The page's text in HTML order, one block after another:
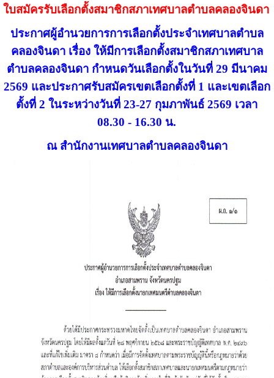
ใบสมัครรับเลือกตั้งสมาชิกสภาเทศบาลตำบลคลองจินดา
ประกาศผู้อำนวยการการเลือกตั้งประจำเทศบาลตำบล
คลองจินดา เรื่อง ให้มีการเลือกตั้งสมาชิกสภาเทศบาล
ตำบลคลองจินดา กำหนดวันเลือกตั้งในวันที่ 29 มีนาคม
2569 และประกาศรับสมัครเขตเลือกตั้งที่ 1 และเขตเลือก
ตั้งที่ 2 ในระหว่างวันที่ 23-27 กุมภาพันธ์ 2569 เวลา
08.30 - 16.30 น.
ณ สำนักงานเทศบาลตำบลคลองจินดา